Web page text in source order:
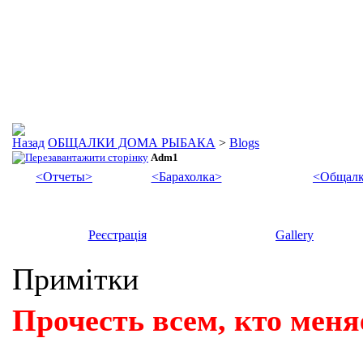
ОБЩАЛКИ ДОМА РЫБАКА > Blogs
Adm1
<Отчеты> <Барахолка>
Реєстрація Gallery
Примітки
Прочесть всем, кто